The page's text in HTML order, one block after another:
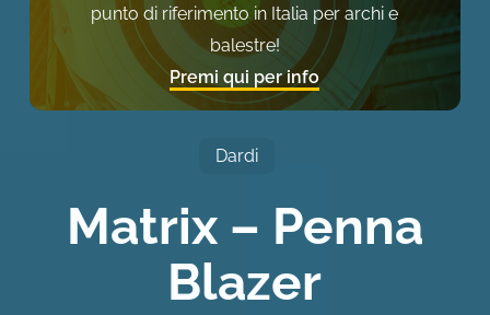
punto di riferimento in Italia per archi e
balestre!
Premi qui per info
Dardi
Matrix – Penna
Blazer